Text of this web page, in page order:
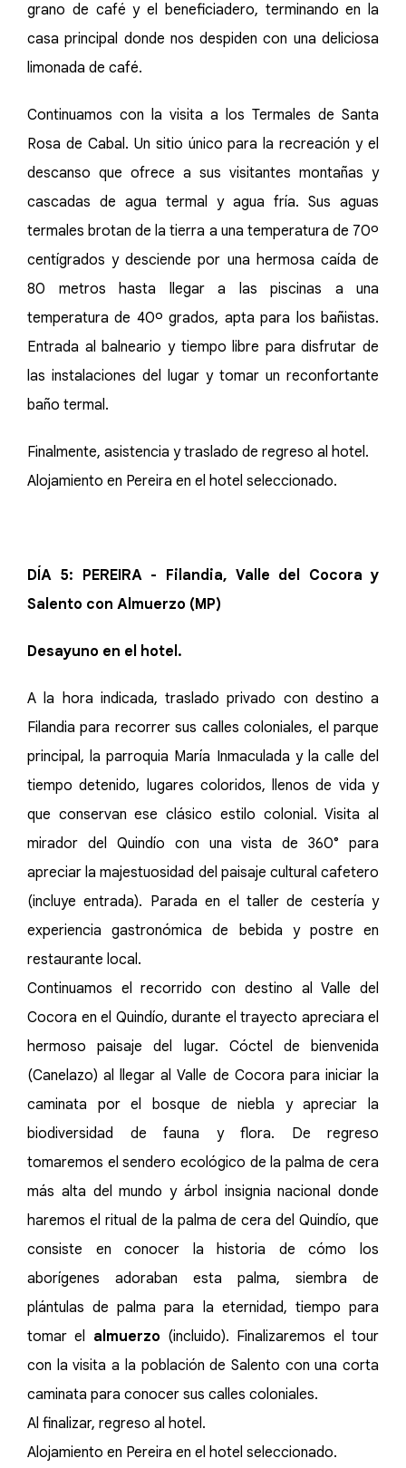
grano de café y el beneficiadero, terminando en la
casa principal donde nos despiden con una deliciosa
limonada de café.
Continuamos con la visita a los Termales de Santa
Rosa de Cabal. Un sitio único para la recreación y el
descanso que ofrece a sus visitantes montañas y
cascadas de agua termal y agua fría. Sus aguas
termales brotan de la tierra a una temperatura de 70º
centígrados y desciende por una hermosa caída de
80 metros hasta llegar a las piscinas a una
temperatura de 40º grados, apta para los bañistas.
Entrada al balneario y tiempo libre para disfrutar de
las instalaciones del lugar y tomar un reconfortante
baño termal.
Finalmente, asistencia y traslado de regreso al hotel.
Alojamiento en Pereira en el hotel seleccionado.
DÍA 5: PEREIRA - Filandia, Valle del Cocora y
Salento con Almuerzo (MP)
Desayuno en el hotel.
A la hora indicada, traslado privado con destino a
Filandia para recorrer sus calles coloniales, el parque
principal, la parroquia María Inmaculada y la calle del
tiempo detenido, lugares coloridos, llenos de vida y
que conservan ese clásico estilo colonial. Visita al
mirador del Quindío con una vista de 360° para
apreciar la majestuosidad del paisaje cultural cafetero
(incluye entrada). Parada en el taller de cestería y
experiencia gastronómica de bebida y postre en
restaurante local.
Continuamos el recorrido con destino al Valle del
Cocora en el Quindío, durante el trayecto apreciara el
hermoso paisaje del lugar. Cóctel de bienvenida
(Canelazo) al llegar al Valle de Cocora para iniciar la
caminata por el bosque de niebla y apreciar la
biodiversidad de fauna y flora. De regreso
tomaremos el sendero ecológico de la palma de cera
más alta del mundo y árbol insignia nacional donde
haremos el ritual de la palma de cera del Quindío, que
consiste en conocer la historia de cómo los
aborígenes adoraban esta palma, siembra de
plántulas de palma para la eternidad, tiempo para
tomar el almuerzo (incluido). Finalizaremos el tour
con la visita a la población de Salento con una corta
caminata para conocer sus calles coloniales.
Al finalizar, regreso al hotel.
Alojamiento en Pereira en el hotel seleccionado.